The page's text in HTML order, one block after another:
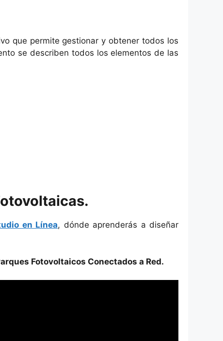
que permite gestionar y obtener todos los
se describen todos los elementos de las
en Línea, dónde aprenderás a diseñar
Fotovoltaicos Conectados a Red.